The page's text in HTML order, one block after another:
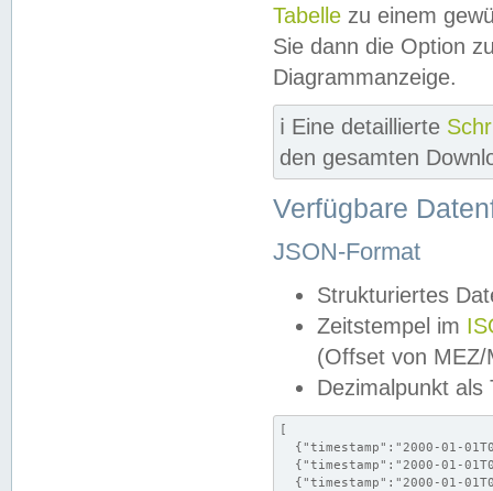
Tabelle zu einem
Sie dann die Option
Diagrammanzeige.
ℹ️ Eine detaillierte
den gesamten
Verfügbare
JSON-Format
Strukturiertes
Zeitstempel im
(Offset von MEZ/
Dezimalpunkt als
[
{"timestamp":"2000-01-
{"timestamp":"2000-01-
{"timestamp":"2000-01-